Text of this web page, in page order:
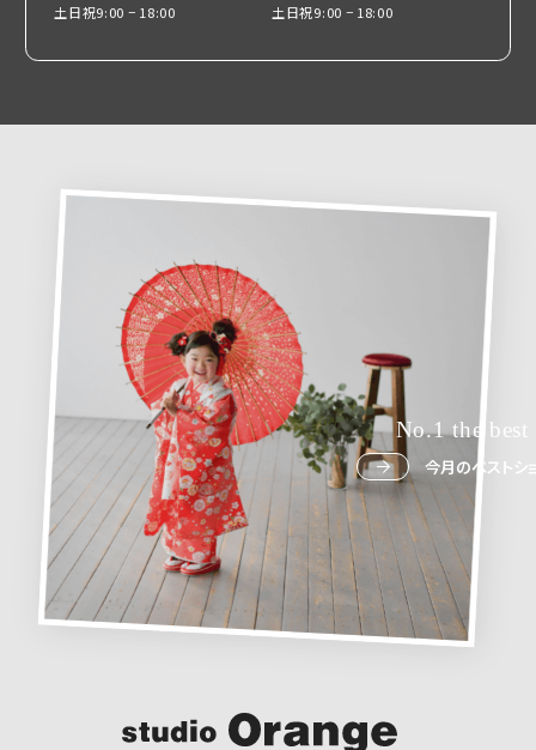
土日祝9:00 − 18:00
土日祝9:00 − 18:00
No.1 the best
今月のベストシ